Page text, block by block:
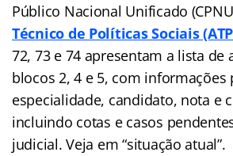
Público Nacional Unificado
Técnico de Políticas Sociais
72, 73 e 74 apresentam a lista de
blocos 2, 4 e 5, com informações
especialidade, candidato, nota e
incluindo cotas e casos
judicial. Veja em “situação atual”.